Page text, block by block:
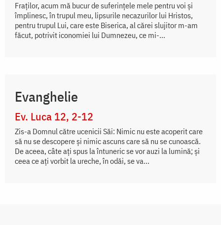
Fraților, acum mă bucur de suferințele mele pentru voi și
împlinesc, în trupul meu, lipsurile necazurilor lui Hristos,
pentru trupul Lui, care este Biserica, al cărei slujitor m-am
făcut, potrivit iconomiei lui Dumnezeu, ce mi-...
Evanghelie
Ev. Luca 12, 2-12
Zis-a Domnul către ucenicii Săi: Nimic nu este acoperit care
să nu se descopere și nimic ascuns care să nu se cunoască.
De aceea, câte ați spus la întuneric se vor auzi la lumină; și
ceea ce ați vorbit la ureche, în odăi, se va...